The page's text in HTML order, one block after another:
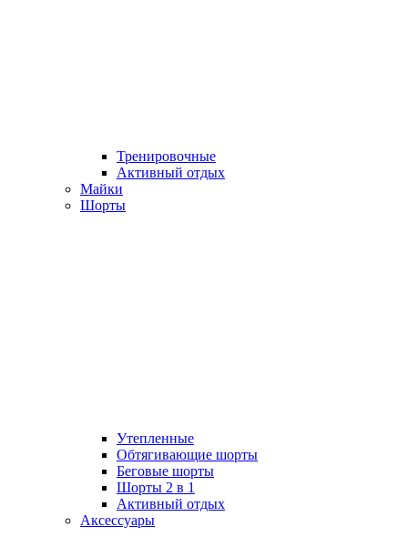
Тренировочные
Активный отдых
Майки
Шорты
Утепленные
Обтягивающие шорты
Беговые шорты
Шорты 2 в 1
Активный отдых
Аксессуары